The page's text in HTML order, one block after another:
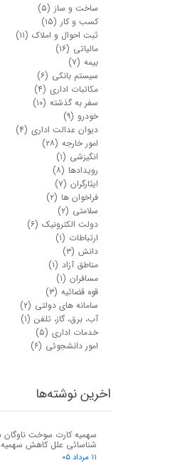
ساخت و ساز (۵)
کسب و کار (۱۵)
ثبت احوال و املاک (۱۱)
مالیاتی (۱۶)
بیمه (۷)
سیستم بانکی (۶)
مکاتبات اداری (۴)
سفر به گذشته (۱۰)
خودرو (۹)
دیوان عدالت اداری (۴)
امور خارجه (۲۸)
انگیزشی (۱)
رویدادها (۸)
ایثارگران (۷)
فراخوان ها (۲)
سلامتی (۲)
دولت الکترونیک (۶)
ارتباطات (۱)
دانش (۳)
مناطق آزاد (۱)
مسافران (۱)
قوه قضائیه (۳)
سامانه های دولتی (۲)
آب، برق، گاز، تلفن (۱)
خدمات اداری (۵)
امور دانشجوئی (۶)
اخرین نوشته‌ها
شناسائی علل کاهش سهمیه
۱۱ مرداد ۰۵